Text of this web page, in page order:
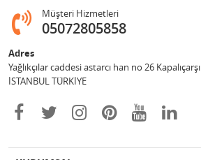
Müşteri Hizmetleri
05072805858
Adres
Yağlıkçılar caddesi astarcı han no 26
İSTANBUL TÜRKİYE